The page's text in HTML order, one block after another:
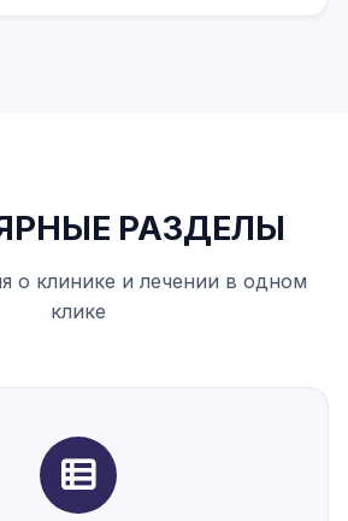
РАЗДЕЛЫ
о клинике и лечении в одном
клике